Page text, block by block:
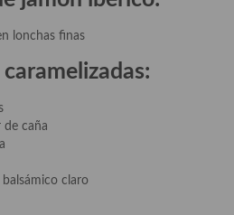
sándwich, emparedados, tostas y
lonchas finas
de caña
claro